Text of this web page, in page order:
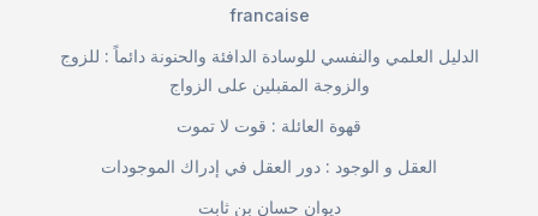
francaise
الدليل العلمي والنفسي للوسادة الدافئة والحنونة دائماً : للزوج
والزوجة المقبلين على الزواج
قهوة العائلة : قوت لا تموت
العقل و الوجود : دور العقل في إدراك الموجودات
ديوان حسان بن ثابت